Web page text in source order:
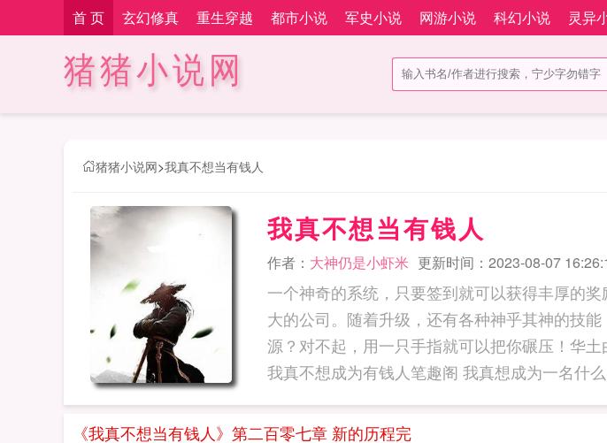
首 页 玄幻修真 重生穿越 都市小说 军史小说 网游小说 科幻小说 灵异
猪猪小说网
猪猪小说网>我真不想当有钱人
我真不想当有钱人
作者： 大神仍是小虾米 更新时间：2023-08-07
一个神奇的系统，只要签到就可以获得丰厚的
大的公司。随着升级，还有各种神乎其神的技
源？对不起，用一只手指就可以把你碾压！华
我真不想成为有钱人笔趣阁 我真想成为一名什
《我真不想当有钱人》第二百零七章 新的历程完